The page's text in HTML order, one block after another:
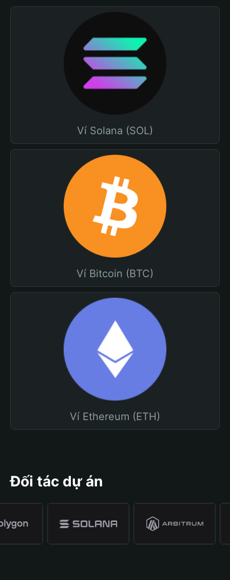
Ví Solana (SOL)
Ví Bitcoin (BTC)
Ví Ethereum (ETH)
Đối tác dự án